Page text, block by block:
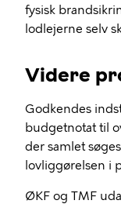
fysisk
lodlejerne selv
Videre
Godkendes
budgetnotat til
der samlet
lovliggørelsen i
ØKF og TMF